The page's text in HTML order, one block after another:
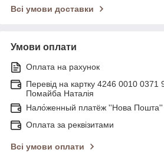
Всі умови доставки
Умови оплати
Оплата на рахунок
Перевід на картку 4246 0010
Помайба Наталія
Нало́женный платёж ''Нова Пошта''
Оплата за реквізитами
Всі умови оплати